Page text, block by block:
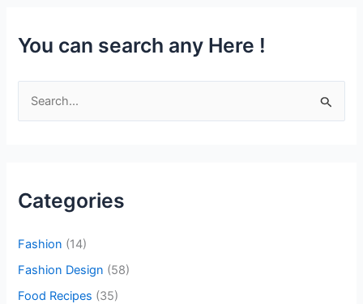
You can search any Here !
c
f
o
r
Categories
Fashion (14)
Fashion Design (58)
Food Recipes (35)